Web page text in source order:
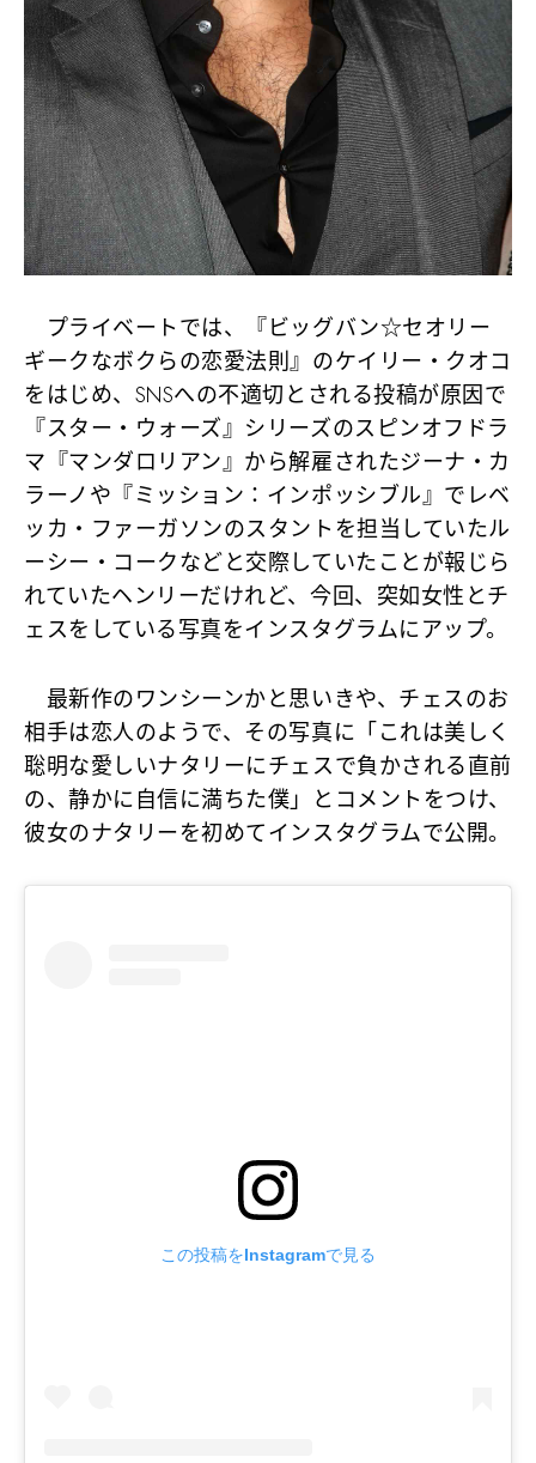
プライベートでは、『ビッグバン☆セオリー
ギークなボクらの恋愛法則』のケイリー・クオコ
をはじめ、SNSへの不適切とされる投稿が原因で
『スター・ウォーズ』シリーズのスピンオフドラ
マ『マンダロリアン』から解雇されたジーナ・カ
ラーノや『ミッション：インポッシブル』でレベ
ッカ・ファーガソンのスタントを担当していたル
ーシー・コークなどと交際していたことが報じら
れていたヘンリーだけれど、今回、突如女性とチ
ェスをしている写真をインスタグラムにアップ。
最新作のワンシーンかと思いきや、チェスのお
相手は恋人のようで、その写真に「これは美しく
聡明な愛しいナタリーにチェスで負かされる直前
の、静かに自信に満ちた僕」とコメントをつけ、
彼女のナタリーを初めてインスタグラムで公開。
この投稿をInstagramで見る